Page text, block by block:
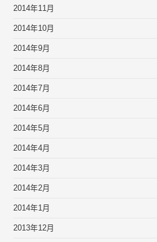
2014年11月
2014年10月
2014年9月
2014年8月
2014年7月
2014年6月
2014年5月
2014年4月
2014年3月
2014年2月
2014年1月
2013年12月